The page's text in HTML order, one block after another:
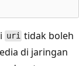
uri tidak boleh
di jaringan